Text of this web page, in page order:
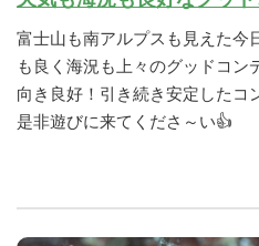
富士山も南アルプスも見えた今
も良く海況も上々のグッドコ
向き良好！引き続き安定した
是非遊びに来てくださ～い👍